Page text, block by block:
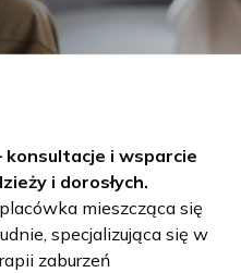
i wsparcie
i dorosłych.
mieszcząca się
specjalizująca się w
zaburzeń